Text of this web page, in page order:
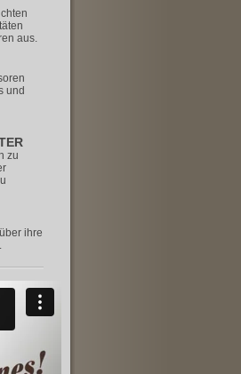
aus.
und
zu
ihre